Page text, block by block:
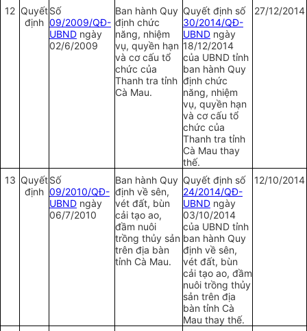
12 Quyết
định
Số
09/2009/QĐ-
UBND ngày
02/6/2009
Ban hành Quy
định chức
năng, nhiệm
vụ, quyền hạn
và cơ cấu tổ
chức của
Thanh tra tỉnh
Cà Mau.
Quyết định số
30/2014/QĐ-
UBND ngày
18/12/2014
của UBND tỉnh
ban hành Quy
định chức
năng, nhiệm
vụ, quyền hạn
và cơ cấu tổ
chức của
Thanh tra tỉnh
Cà Mau thay
thế.
27/12/2014
13 Quyết
định
Số
09/2010/QĐ-
UBND ngày
06/7/2010
Ban hành Quy
định về sên,
vét đất, bùn
cải tạo ao,
đầm nuôi
trồng thủy sản
trên địa bàn
tỉnh Cà Mau.
Quyết định số
24/2014/QĐ-
UBND ngày
03/10/2014
của UBND tỉnh
ban hành Quy
định về sên,
vét đất, bùn
cải tạo ao, đầm
nuôi trồng thủy
sản trên địa
bàn tỉnh Cà
Mau thay thế.
12/10/2014